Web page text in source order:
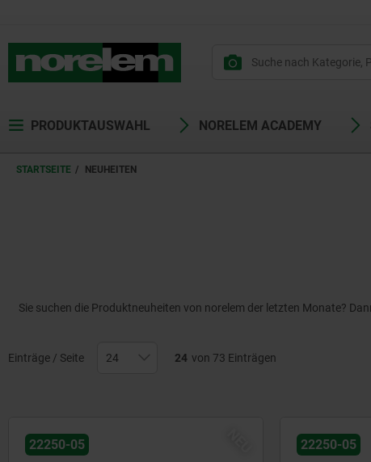
PRODUKTAUSWAHL NORELEM ACADEMY
STARTSEITE NEUHEITEN
Sie suchen die Produktneuheiten von norelem der letzten Monate?
Einträge / Seite 24 von 73 Einträgen
22250-05 22250-05